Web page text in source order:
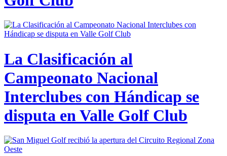
La Clasificación al
Campeonato Nacional
Interclubes con Hándicap se
disputa en Valle Golf Club